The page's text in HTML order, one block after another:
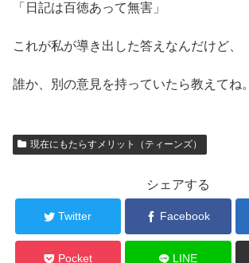
「日記は百徳あって無害」
これが私が導き出した答えなんだけど、
誰か、別の意見を持っていたら教えてね。
現在にもたらすメリット（ティーンズ）
シェアする
Twitter Facebook
Pocket LINE